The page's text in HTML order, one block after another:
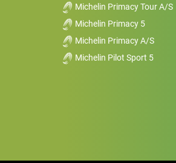
Michelin Primacy Tour A/S
Michelin Primacy 5
Michelin Primacy A/S
Michelin Pilot Sport 5